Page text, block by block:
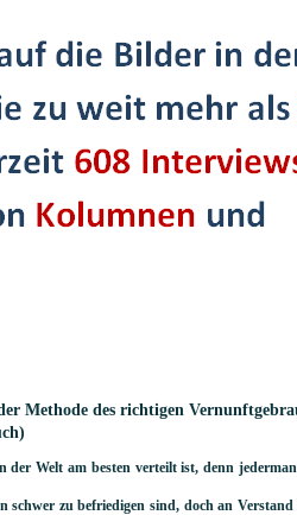
Methode des richtigen
der Welt am besten verteilt ist, denn
schwer zu befriedigen sind, doch an